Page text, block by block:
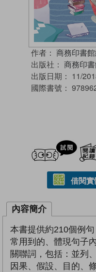
作者： 商務印書館
出版社： 商務印
出版日期： 11/
國際書號：
試閲
借閱實
內容簡介
本書提供約210個例
常用到的、體現句子
關聯詞，包括：並列
因果、假設、目的、